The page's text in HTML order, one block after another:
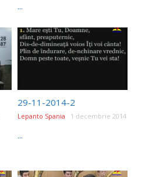
...
29-11-2014-2
Lepanto Spania 1 decembrie 2014
...